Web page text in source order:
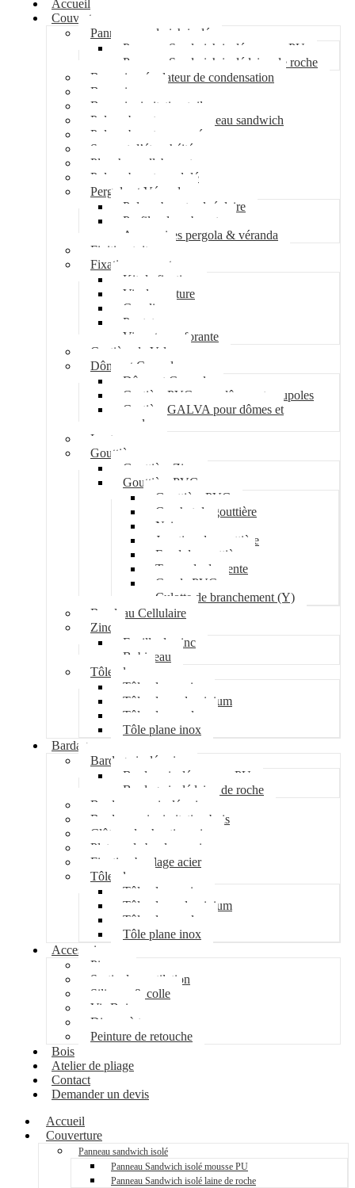
Accueil
Couverture
Panneau sandwich isolé
Panneau Sandwich isolé mousse PU
Panneau Sandwich isolé laine de roche
Bac acier régulateur de condensation
Bac acier sec
Bac acier imitation tuile
Polycarbonate pour panneau sandwich
Polycarbonate nervuré
Support d’étanchéité
Plancher collaborant
Polycarbonate ondulé
Pergola et Véranda
Polycarbonate alvéolaire
Profil polycarbonate
Accessoires pergola & véranda
Finition toiture
Fixation couverture
Kit de fixation
Vis de couture
Cavalier
Pontet
Vis auto-perforante
Costière de Velux
Dôme et Coupole
Dôme et Coupole
Costière PVC pour dômes et coupoles
Costière GALVA pour dômes et
coupoles
Lanterneau
Gouttière
Gouttière Zinc
Gouttière PVC
Gouttière PVC
Crochet de gouttière
Naissance
Jonction de gouttière
Fond de gouttière
Tuyau de descente
Coude PVC
Culotte de branchement (Y)
Bandeau Cellulaire
Zinc
Feuille de zinc
Bobineau
Tôle plane
Tôle plane acier
Tôle plane aluminium
Tôle plane galva
Tôle plane inox
Bardage
Bardage isolé acier
Bardage isolé mousse PU
Bardage isolé laine de roche
Bardage non isolé acier
Bardage acier imitation bois
Clôture de chantier acier
Plateau de bardage acier
Fixation bardage acier
Tôle plane
Tôle plane acier
Tôle plane aluminium
Tôle plane galva
Tôle plane inox
Accessoires
Pipeco
Sortie de ventilation
Silicone & colle
Vis Bois
Disque à tronçonner
Peinture de retouche
Bois
Atelier de pliage
Contact
Demander un devis
Accueil
Couverture
Panneau sandwich isolé
Panneau Sandwich isolé mousse PU
Panneau Sandwich isolé laine de roche